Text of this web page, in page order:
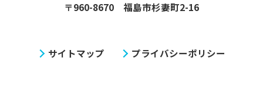
〒960-8670 福島市杉妻町2-16
サイトマップ プライバシーポリシー